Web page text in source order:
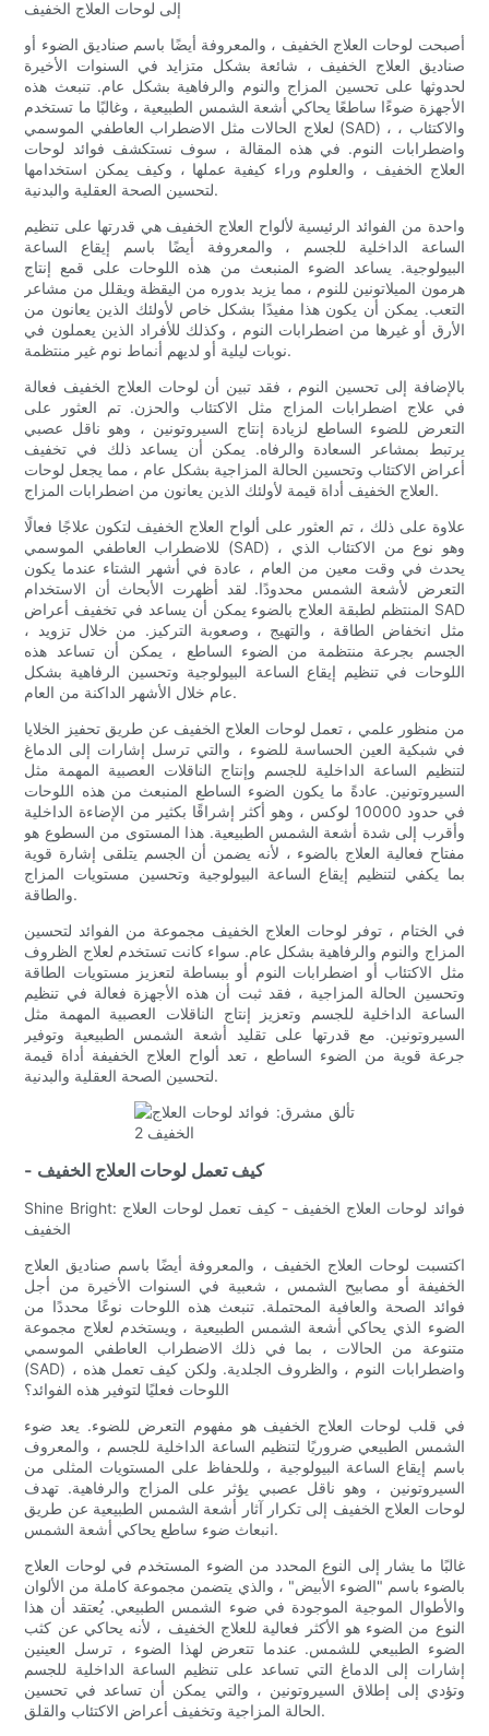
إلى لوحات العلاج الخفيف
أصبحت لوحات العلاج الخفيف ، والمعروفة أيضًا باسم صناديق الضوء أو
صناديق العلاج الخفيف ، شائعة بشكل متزايد في السنوات الأخيرة
لحدوثها على تحسين المزاج والنوم والرفاهية بشكل عام. تنبعث هذه
الأجهزة ضوءًا ساطعًا يحاكي أشعة الشمس الطبيعية ، وغالبًا ما تستخدم
لعلاج الحالات مثل الاضطراب العاطفي الموسمي (SAD) ، والاكتئاب ،
واضطرابات النوم. في هذه المقالة ، سوف نستكشف فوائد لوحات
العلاج الخفيف ، والعلوم وراء كيفية عملها ، وكيف يمكن استخدامها
لتحسين الصحة العقلية والبدنية.
واحدة من الفوائد الرئيسية لألواح العلاج الخفيف هي قدرتها على تنظيم
الساعة الداخلية للجسم ، والمعروفة أيضًا باسم إيقاع الساعة
البيولوجية. يساعد الضوء المنبعث من هذه اللوحات على قمع إنتاج
هرمون الميلاتونين للنوم ، مما يزيد بدوره من اليقظة ويقلل من مشاعر
التعب. يمكن أن يكون هذا مفيدًا بشكل خاص لأولئك الذين يعانون من
الأرق أو غيرها من اضطرابات النوم ، وكذلك للأفراد الذين يعملون في
نوبات ليلية أو لديهم أنماط نوم غير منتظمة.
بالإضافة إلى تحسين النوم ، فقد تبين أن لوحات العلاج الخفيف فعالة
في علاج اضطرابات المزاج مثل الاكتئاب والحزن. تم العثور على
التعرض للضوء الساطع لزيادة إنتاج السيروتونين ، وهو ناقل عصبي
يرتبط بمشاعر السعادة والرفاه. يمكن أن يساعد ذلك في تخفيف
أعراض الاكتئاب وتحسين الحالة المزاجية بشكل عام ، مما يجعل لوحات
العلاج الخفيف أداة قيمة لأولئك الذين يعانون من اضطرابات المزاج.
علاوة على ذلك ، تم العثور على ألواح العلاج الخفيف لتكون علاجًا فعالًا
للاضطراب العاطفي الموسمي (SAD) ، وهو نوع من الاكتئاب الذي
يحدث في وقت معين من العام ، عادة في أشهر الشتاء عندما يكون
التعرض لأشعة الشمس محدودًا. لقد أظهرت الأبحاث أن الاستخدام
المنتظم لطبقة العلاج بالضوء يمكن أن يساعد في تخفيف أعراض SAD
، مثل انخفاض الطاقة ، والتهيج ، وصعوبة التركيز. من خلال تزويد
الجسم بجرعة منتظمة من الضوء الساطع ، يمكن أن تساعد هذه
اللوحات في تنظيم إيقاع الساعة البيولوجية وتحسين الرفاهية بشكل
عام خلال الأشهر الداكنة من العام.
من منظور علمي ، تعمل لوحات العلاج الخفيف عن طريق تحفيز الخلايا
في شبكية العين الحساسة للضوء ، والتي ترسل إشارات إلى الدماغ
لتنظيم الساعة الداخلية للجسم وإنتاج الناقلات العصبية المهمة مثل
السيروتونين. عادةً ما يكون الضوء الساطع المنبعث من هذه اللوحات
في حدود 10000 لوكس ، وهو أكثر إشراقًا بكثير من الإضاءة الداخلية
وأقرب إلى شدة أشعة الشمس الطبيعية. هذا المستوى من السطوع هو
مفتاح فعالية العلاج بالضوء ، لأنه يضمن أن الجسم يتلقى إشارة قوية
بما يكفي لتنظيم إيقاع الساعة البيولوجية وتحسين مستويات المزاج
والطاقة.
في الختام ، توفر لوحات العلاج الخفيف مجموعة من الفوائد لتحسين
المزاج والنوم والرفاهية بشكل عام. سواء كانت تستخدم لعلاج الظروف
مثل الاكتئاب أو اضطرابات النوم أو ببساطة لتعزيز مستويات الطاقة
وتحسين الحالة المزاجية ، فقد ثبت أن هذه الأجهزة فعالة في تنظيم
الساعة الداخلية للجسم وتعزيز إنتاج الناقلات العصبية المهمة مثل
السيروتونين. مع قدرتها على تقليد أشعة الشمس الطبيعية وتوفير
جرعة قوية من الضوء الساطع ، تعد ألواح العلاج الخفيفة أداة قيمة
لتحسين الصحة العقلية والبدنية.
- كيف تعمل لوحات العلاج الخفيف
Shine Bright: فوائد لوحات العلاج الخفيف - كيف تعمل لوحات العلاج
الخفيف
اكتسبت لوحات العلاج الخفيف ، والمعروفة أيضًا باسم صناديق العلاج
الخفيفة أو مصابيح الشمس ، شعبية في السنوات الأخيرة من أجل
فوائد الصحة والعافية المحتملة. تنبعث هذه اللوحات نوعًا محددًا من
الضوء الذي يحاكي أشعة الشمس الطبيعية ، ويستخدم لعلاج مجموعة
متنوعة من الحالات ، بما في ذلك الاضطراب العاطفي الموسمي
(SAD) ، واضطرابات النوم ، والظروف الجلدية. ولكن كيف تعمل هذه
اللوحات فعليًا لتوفير هذه الفوائد؟
في قلب لوحات العلاج الخفيف هو مفهوم التعرض للضوء. يعد ضوء
الشمس الطبيعي ضروريًا لتنظيم الساعة الداخلية للجسم ، والمعروف
باسم إيقاع الساعة البيولوجية ، وللحفاظ على المستويات المثلى من
السيروتونين ، وهو ناقل عصبي يؤثر على المزاج والرفاهية. تهدف
لوحات العلاج الخفيف إلى تكرار آثار أشعة الشمس الطبيعية عن طريق
انبعاث ضوء ساطع يحاكي أشعة الشمس.
غالبًا ما يشار إلى النوع المحدد من الضوء المستخدم في لوحات العلاج
بالضوء باسم "الضوء الأبيض" ، والذي يتضمن مجموعة كاملة من الألوان
والأطوال الموجية الموجودة في ضوء الشمس الطبيعي. يُعتقد أن هذا
النوع من الضوء هو الأكثر فعالية للعلاج الخفيف ، لأنه يحاكي عن كثب
الضوء الطبيعي للشمس. عندما تتعرض لهذا الضوء ، ترسل العينين
إشارات إلى الدماغ التي تساعد على تنظيم الساعة الداخلية للجسم
وتؤدي إلى إطلاق السيروتونين ، والتي يمكن أن تساعد في تحسين
الحالة المزاجية وتخفيف أعراض الاكتئاب والقلق.